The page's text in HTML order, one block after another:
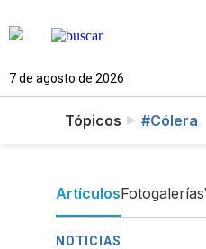
7 de agosto de 2026
Tópicos #Cólera
ArtículosFotogalerías
NOTICIAS